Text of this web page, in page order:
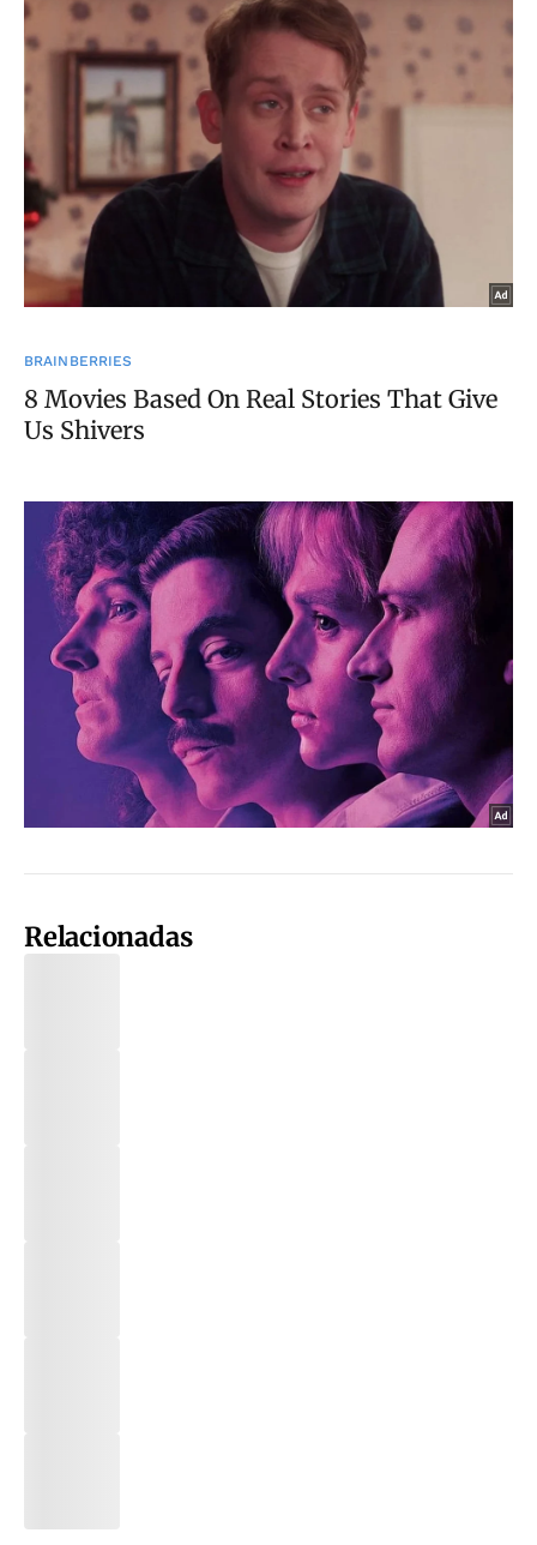
Relacionadas